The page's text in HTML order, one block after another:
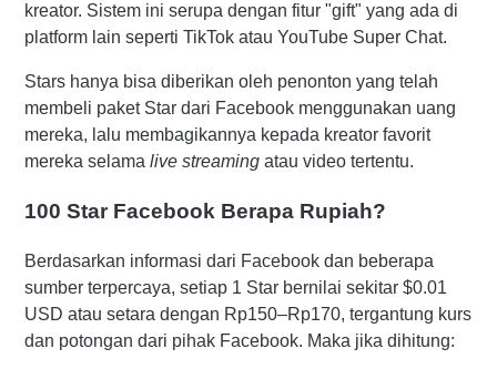
kreator. Sistem ini serupa dengan fitur "gift" yang ada di
platform lain seperti TikTok atau YouTube Super Chat.
Stars hanya bisa diberikan oleh penonton yang telah
membeli paket Star dari Facebook menggunakan uang
mereka, lalu membagikannya kepada kreator favorit
mereka selama live streaming atau video tertentu.
100 Star Facebook Berapa Rupiah?
Berdasarkan informasi dari Facebook dan beberapa
sumber terpercaya, setiap 1 Star bernilai sekitar $0.01
USD atau setara dengan Rp150–Rp170, tergantung kurs
dan potongan dari pihak Facebook. Maka jika dihitung: